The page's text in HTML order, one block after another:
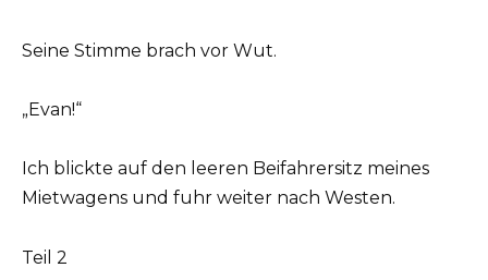
Seine Stimme brach vor Wut.
„Evan!“
Ich blickte auf den leeren Beifahrersitz meines
Mietwagens und fuhr weiter nach Westen.
Teil 2